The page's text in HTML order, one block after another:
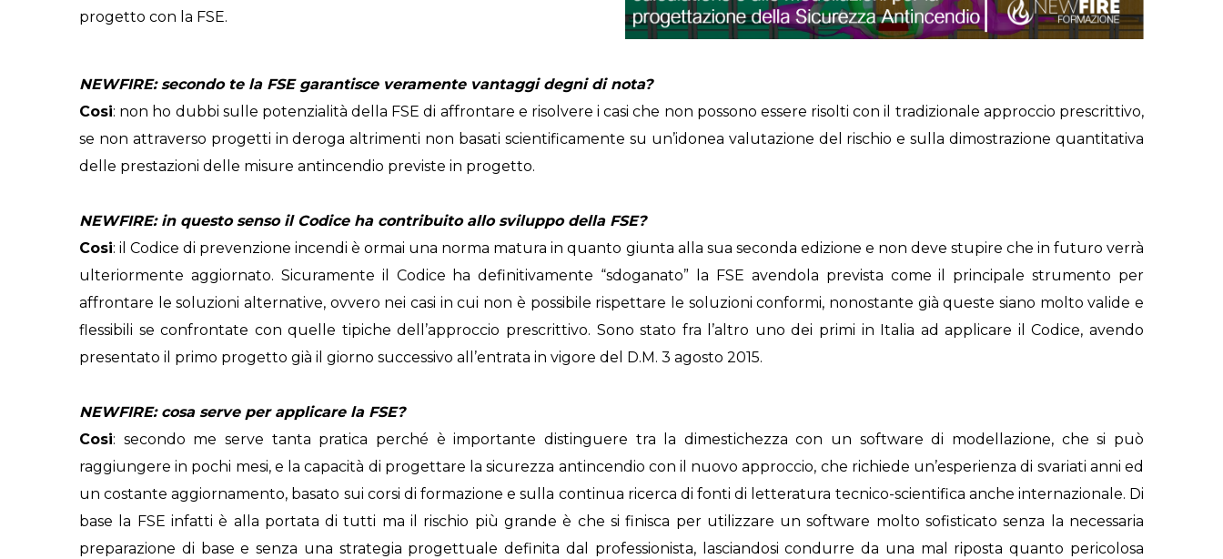
progetto con la FSE.
NEWFIRE: secondo te la FSE garantisce veramente vantaggi degni di nota?
Cosi: non ho dubbi sulle potenzialità della FSE di affrontare e risolvere i casi che non possono essere risolti con il tradizionale approccio prescrittivo,
se non attraverso progetti in deroga altrimenti non basati scientificamente su un’idonea valutazione del rischio e sulla dimostrazione quantitativa
delle prestazioni delle misure antincendio previste in progetto.
NEWFIRE: in questo senso il Codice ha contribuito allo sviluppo della FSE?
Cosi: il Codice di prevenzione incendi è ormai una norma matura in quanto giunta alla sua seconda edizione e non deve stupire che in futuro verrà
ulteriormente aggiornato. Sicuramente il Codice ha definitivamente “sdoganato” la FSE avendola prevista come il principale strumento per
affrontare le soluzioni alternative, ovvero nei casi in cui non è possibile rispettare le soluzioni conformi, nonostante già queste siano molto valide e
flessibili se confrontate con quelle tipiche dell’approccio prescrittivo. Sono stato fra l’altro uno dei primi in Italia ad applicare il Codice, avendo
presentato il primo progetto già il giorno successivo all’entrata in vigore del D.M. 3 agosto 2015.
NEWFIRE: cosa serve per applicare la FSE?
Cosi: secondo me serve tanta pratica perché è importante distinguere tra la dimestichezza con un software di modellazione, che si può
raggiungere in pochi mesi, e la capacità di progettare la sicurezza antincendio con il nuovo approccio, che richiede un’esperienza di svariati anni ed
un costante aggiornamento, basato sui corsi di formazione e sulla continua ricerca di fonti di letteratura tecnico-scientifica anche internazionale. Di
base la FSE infatti è alla portata di tutti ma il rischio più grande è che si finisca per utilizzare un software molto sofisticato senza la necessaria
preparazione di base e senza una strategia progettuale definita dal professionista, lasciandosi condurre da una mal riposta quanto pericolosa